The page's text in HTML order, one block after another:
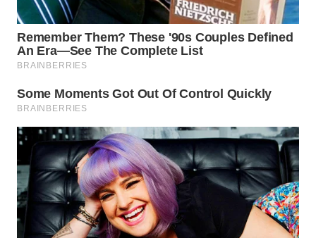
LESUNG
WN
KARO
WN
SIMALUNGUN
WN
LABUHANBATU
WN
TAPANULI
TENGAH